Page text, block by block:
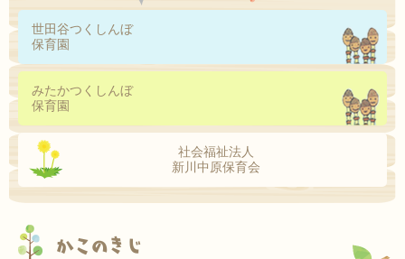
世田谷つくしんぼ
保育園
みたかつくしんぼ
保育園
社会福祉法人
新川中原保育会
かこのきじ